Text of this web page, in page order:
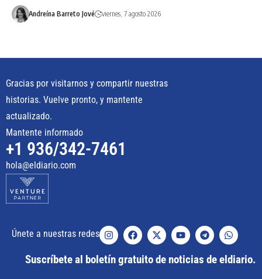
Andreína Barreto Jové viernes, 7 agosto 2026
Gracias por visitarnos y compartir nuestras
historias. Vuelve pronto, y mantente
actualizado.
Mantente informado
+1 936/342-7461
hola@eldiario.com
Únete a nuestras redes
Suscríbete al boletín gratuito de noticias de eldiario.